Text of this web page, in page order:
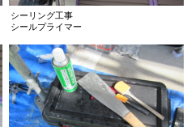
シーリング工事
シールプライマー